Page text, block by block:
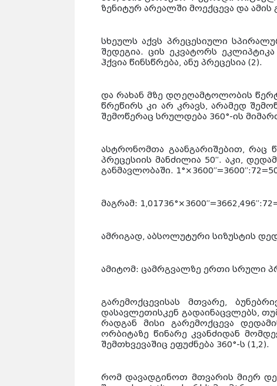
ზენიტურ არეალში მოექცევა და ამის
სხეულს აქვს პრეცესიული
შედეგია. ცის ეკვატორს
ჰქვია წინსწრება, ანუ პრეცესია (2).
და რახან მზე დღეღამტოლობის
წრეწირს კი არ კრავს, არამედ
შემოწერაც სრულდება 360°-ის
ასტრონომთა გაანგარიშებით, რაც
პრეცესიის მანძილია 50′′. აკი,
განმავლობაში.
მაგრამ:
ამრიგად, აბსოლუტური სიზუსტის
ამიტომ: ცამრგვალზე ერთი სრული
გარემოქცევისას მთვარე,
დასავლეთისკენ გადაინაცვლებს,
რადგან მისი გარემოქცევა
ორბიტაზე წინარე კვანძიდან
შემთხვევაშიც ეფუძნება 360°-ს (1,2).
რომ დავადგინოთ მთვარის მიერ